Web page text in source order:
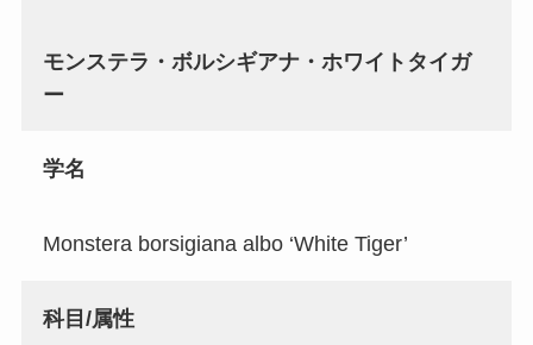
モンステラ・ボルシギアナ・ホワイトタイガ
ー
学名
Monstera borsigiana albo ‘White Tiger’
科目/属性